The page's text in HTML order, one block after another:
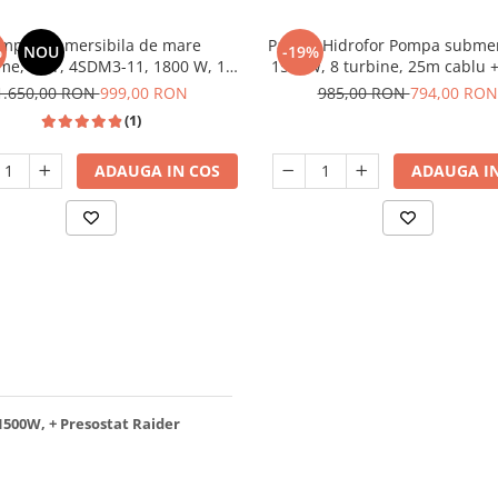
NOU
submersibila de mare
DDT, 4SDM3-11, 1800 W, 11
Inox, 150m, bobinaj cupru
RON999,00 RON
(1)
ADAUGA IN COS
-19%
Pachet Hidrofor Pompa
1500W, 8 turbine, 25m cablu
50 L, 10 bar, accesorii, DDT
985,00 RON794,00 RON
ADAUGA
+ Presostat Raider